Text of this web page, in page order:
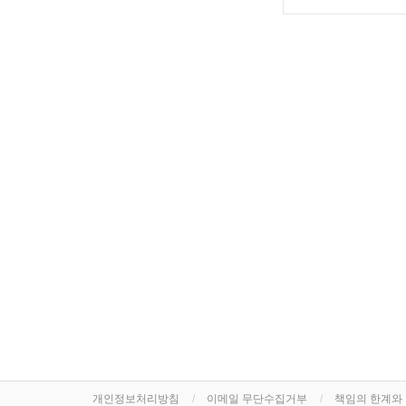
개인정보처리방침 이메일 무단수집거부 책임의 한계와